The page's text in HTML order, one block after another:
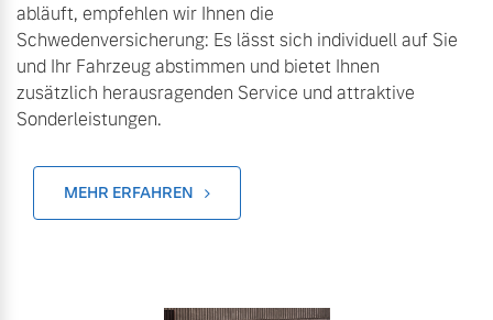
abläuft, empfehlen wir Ihnen die
Schwedenversicherung: Es lässt sich individuell auf Sie
und Ihr Fahrzeug abstimmen und bietet Ihnen
zusätzlich herausragenden Service und attraktive
Sonderleistungen.
MEHR ERFAHREN